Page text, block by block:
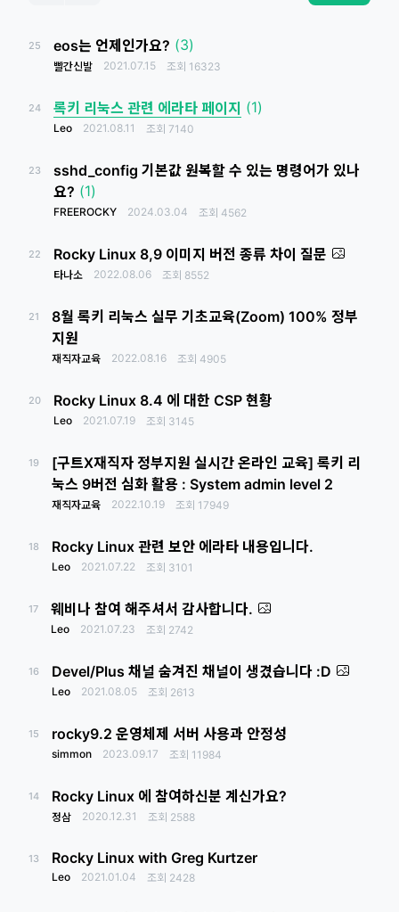
25 eos는 언제인가요? (3)
빨간신발 2021.07.15 조회 16323
24 록키 리눅스 관련 에라타 페이지 (1)
Leo 2021.08.11 조회 7140
23
sshd_config 기본값 원복할 수 있는 명령어가 있나
요? (1)
FREEROCKY 2024.03.04 조회 4562
22 Rocky Linux 8,9 이미지 버전 종류 차이 질문
타나소 2022.08.06 조회 8552
21
8월 록키 리눅스 실무 기초교육(Zoom) 100% 정부
지원
재직자교육 2022.08.16 조회 4905
20 Rocky Linux 8.4 에 대한 CSP 현황
Leo 2021.07.19 조회 3145
19
[구트X재직자 정부지원 실시간 온라인 교육] 록키 리
눅스 9버전 심화 활용 : System admin level 2
재직자교육 2022.10.19 조회 17949
18 Rocky Linux 관련 보안 에라타 내용입니다.
Leo 2021.07.22 조회 3101
17 웨비나 참여 해주셔서 감사합니다.
Leo 2021.07.23 조회 2742
16 Devel/Plus 채널 숨겨진 채널이 생겼습니다 :D
Leo 2021.08.05 조회 2613
15 rocky9.2 운영체제 서버 사용과 안정성
simmon 2023.09.17 조회 11984
14 Rocky Linux 에 참여하신분 계신가요?
정삼 2020.12.31 조회 2588
13 Rocky Linux with Greg Kurtzer
Leo 2021.01.04 조회 2428